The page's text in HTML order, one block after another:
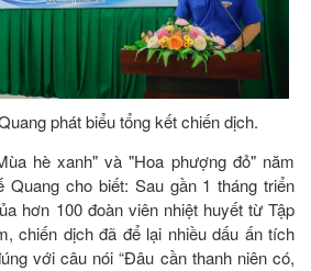
phát biểu tổng kết chiến dịch.
hè xanh" và "Hoa phượng đỏ" năm
Quang cho biết: Sau gần 1 tháng triển
hơn 100 đoàn viên nhiệt huyết từ Tập
chiến dịch đã để lại nhiều dấu ấn tích
với câu nói “Đâu cần thanh niên có,